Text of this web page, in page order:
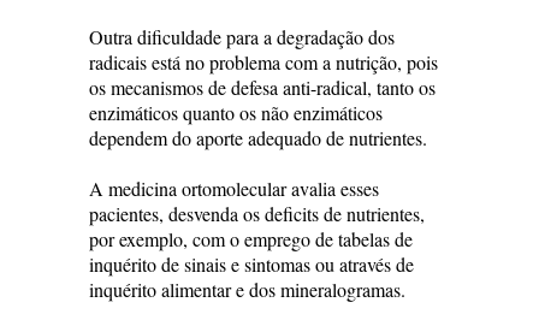
Outra dificuldade para a degradação dos
radicais está no problema com a nutrição, pois
os mecanismos de defesa anti-radical, tanto os
enzimáticos quanto os não enzimáticos
dependem do aporte adequado de nutrientes.
A medicina ortomolecular avalia esses
pacientes, desvenda os deficits de nutrientes,
por exemplo, com o emprego de tabelas de
inquérito de sinais e sintomas ou através de
inquérito alimentar e dos mineralogramas.